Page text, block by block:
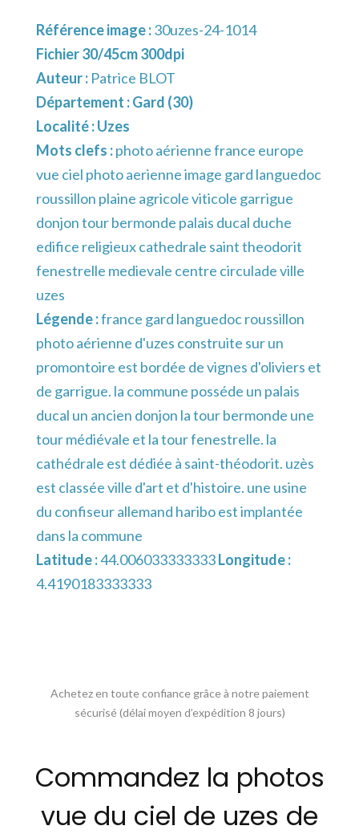
Référence image :30uzes-24-1014
Fichier 30/45cm 300dpi
Auteur : Patrice BLOT
Département :Gard (30)
Localité :Uzes
Mots clefs :photo aérienne france europe
vue ciel photo aerienne image gard languedoc
roussillon plaine agricole viticole garrigue
donjon tour bermonde palais ducal duche
edifice religieux cathedrale saint theodorit
fenestrelle medievale centre circulade ville
uzes
Légende :france gard languedoc roussillon
photo aérienne d'uzes construite sur un
promontoire est bordée de vignes d'oliviers et
de garrigue. la commune posséde un palais
ducal un ancien donjon la tour bermonde une
tour médiévale et la tour fenestrelle. la
cathédrale est dédiée à saint-théodorit. uzès
est classée ville d'art et d'histoire. une usine
du confiseur allemand haribo est implantée
dans la commune
Latitude :44.006033333333Longitude :
4.4190183333333
Achetez en toute confiance grâce à notre paiement
sécurisé (délai moyen d’expédition 8 jours)
Commandez la photos
vue du ciel de uzes de